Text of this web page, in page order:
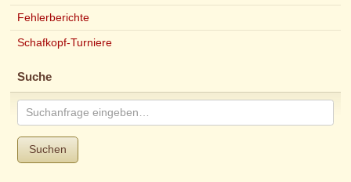
Fehlerberichte
Schafkopf-Turniere
Suche
Suchen